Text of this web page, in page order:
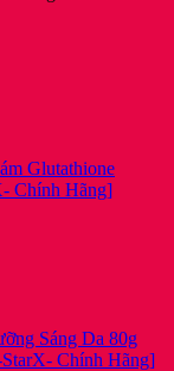
Glutathione
Chính Hãng]
Sáng Da 80g
Chính Hãng]